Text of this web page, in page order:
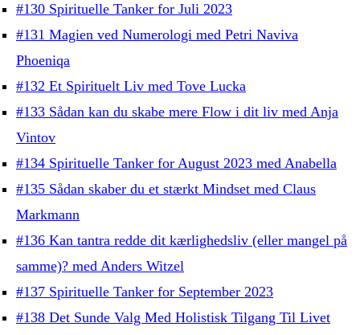
#130 Spirituelle Tanker for Juli 2023
#131 Magien ved Numerologi med Petri Naviva
Phoeniqa
#132 Et Spirituelt Liv med Tove Lucka
#133 Sådan kan du skabe mere Flow i dit liv med Anja
Vintov
#134 Spirituelle Tanker for August 2023 med Anabella
#135 Sådan skaber du et stærkt Mindset med Claus
Markmann
#136 Kan tantra redde dit kærlighedsliv (eller mangel på
samme)? med Anders Witzel
#137 Spirituelle Tanker for September 2023
#138 Det Sunde Valg Med Holistisk Tilgang Til Livet